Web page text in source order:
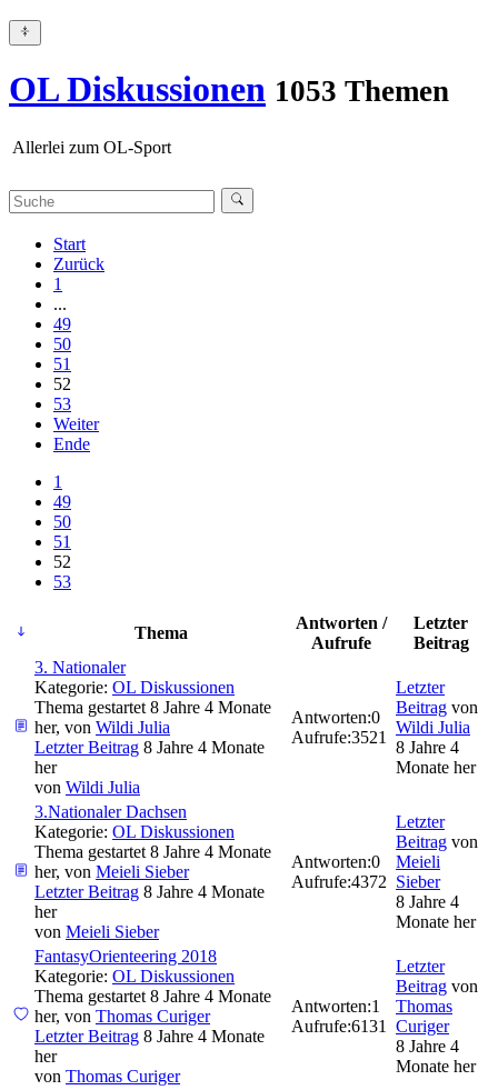
OL Diskussionen 1053 Themen
Allerlei zum OL-Sport
Start
Zurück
1
...
49
50
51
52
53
Weiter
Ende
1
49
50
51
52
53
Thema
Antworten /
Aufrufe
Letzter
Beitrag
3. Nationaler
Kategorie: OL Diskussionen
Thema gestartet 8 Jahre 4 Monate
her, von Wildi Julia
Letzter Beitrag 8 Jahre 4 Monate
her
von Wildi Julia
Antworten:0
Aufrufe:3521
Letzter
Beitrag von
Wildi Julia
8 Jahre 4
Monate her
3.Nationaler Dachsen
Kategorie: OL Diskussionen
Thema gestartet 8 Jahre 4 Monate
her, von Meieli Sieber
Letzter Beitrag 8 Jahre 4 Monate
her
von Meieli Sieber
Antworten:0
Aufrufe:4372
Letzter
Beitrag von
Meieli
Sieber
8 Jahre 4
Monate her
FantasyOrienteering 2018
Kategorie: OL Diskussionen
Thema gestartet 8 Jahre 4 Monate
her, von Thomas Curiger
Letzter Beitrag 8 Jahre 4 Monate
her
von Thomas Curiger
Antworten:1
Aufrufe:6131
Letzter
Beitrag von
Thomas
Curiger
8 Jahre 4
Monate her